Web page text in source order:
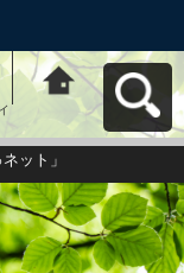
江東区コミュニ
ティ活動支援サ
イト「ことこみ
ゅネット」へ戻
る
ット」